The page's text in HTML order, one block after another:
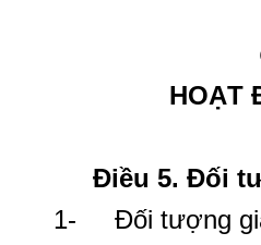
HOẠT
Điều 5. Đối
1-
Đối tượng